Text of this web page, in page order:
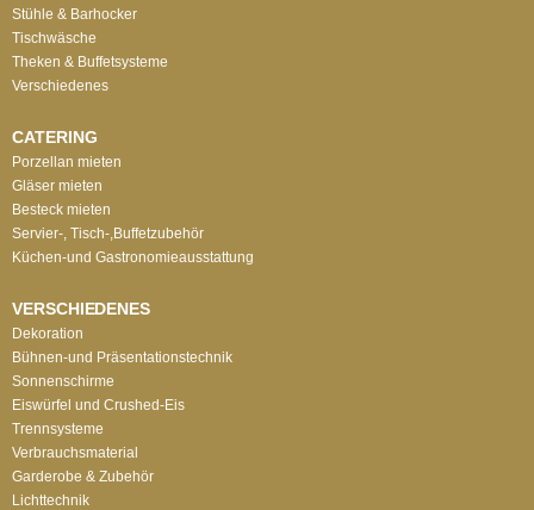
Stühle & Barhocker
Tischwäsche
Theken & Buffetsysteme
Verschiedenes
CATERING
Porzellan mieten
Gläser mieten
Besteck mieten
Servier-, Tisch-,Buffetzubehör
Küchen-und Gastronomieausstattung
VERSCHIEDENES
Dekoration
Bühnen-und Präsentationstechnik
Sonnenschirme
Eiswürfel und Crushed-Eis
Trennsysteme
Verbrauchsmaterial
Garderobe & Zubehör
Lichttechnik